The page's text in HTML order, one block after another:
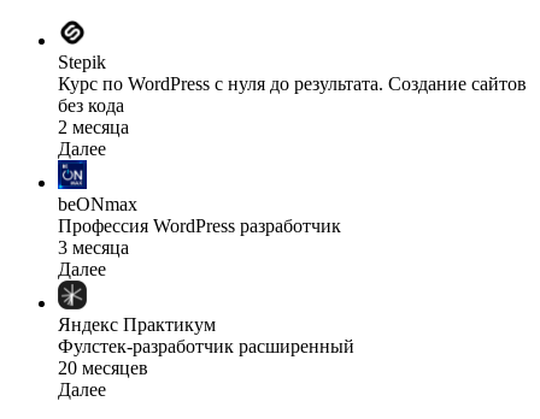
Stepik
Курс по WordPress с нуля до результата. Создание сайтов
без кода
2 месяца
Далее
beONmax
Профессия WordPress разработчик
3 месяца
Далее
Яндекс Практикум
Фулстек-разработчик расширенный
20 месяцев
Далее